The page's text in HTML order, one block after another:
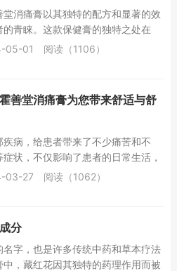
消痛膏以其独特的配方和显著的效
青睐。这款保健膏的独特之处在
蚣等珍贵药材，再配...
05-01 阅读（1106）
善堂消痛膏为您带来舒适与舒
病，给患者带来了不少痛苦和不
状，不仅影响了患者的日常生活，
影响到睡眠质量。因...
03-27 阅读（1062）
分
字，也是许多传统中药和草本疗法
，藏红花因其独特的药理作用而被